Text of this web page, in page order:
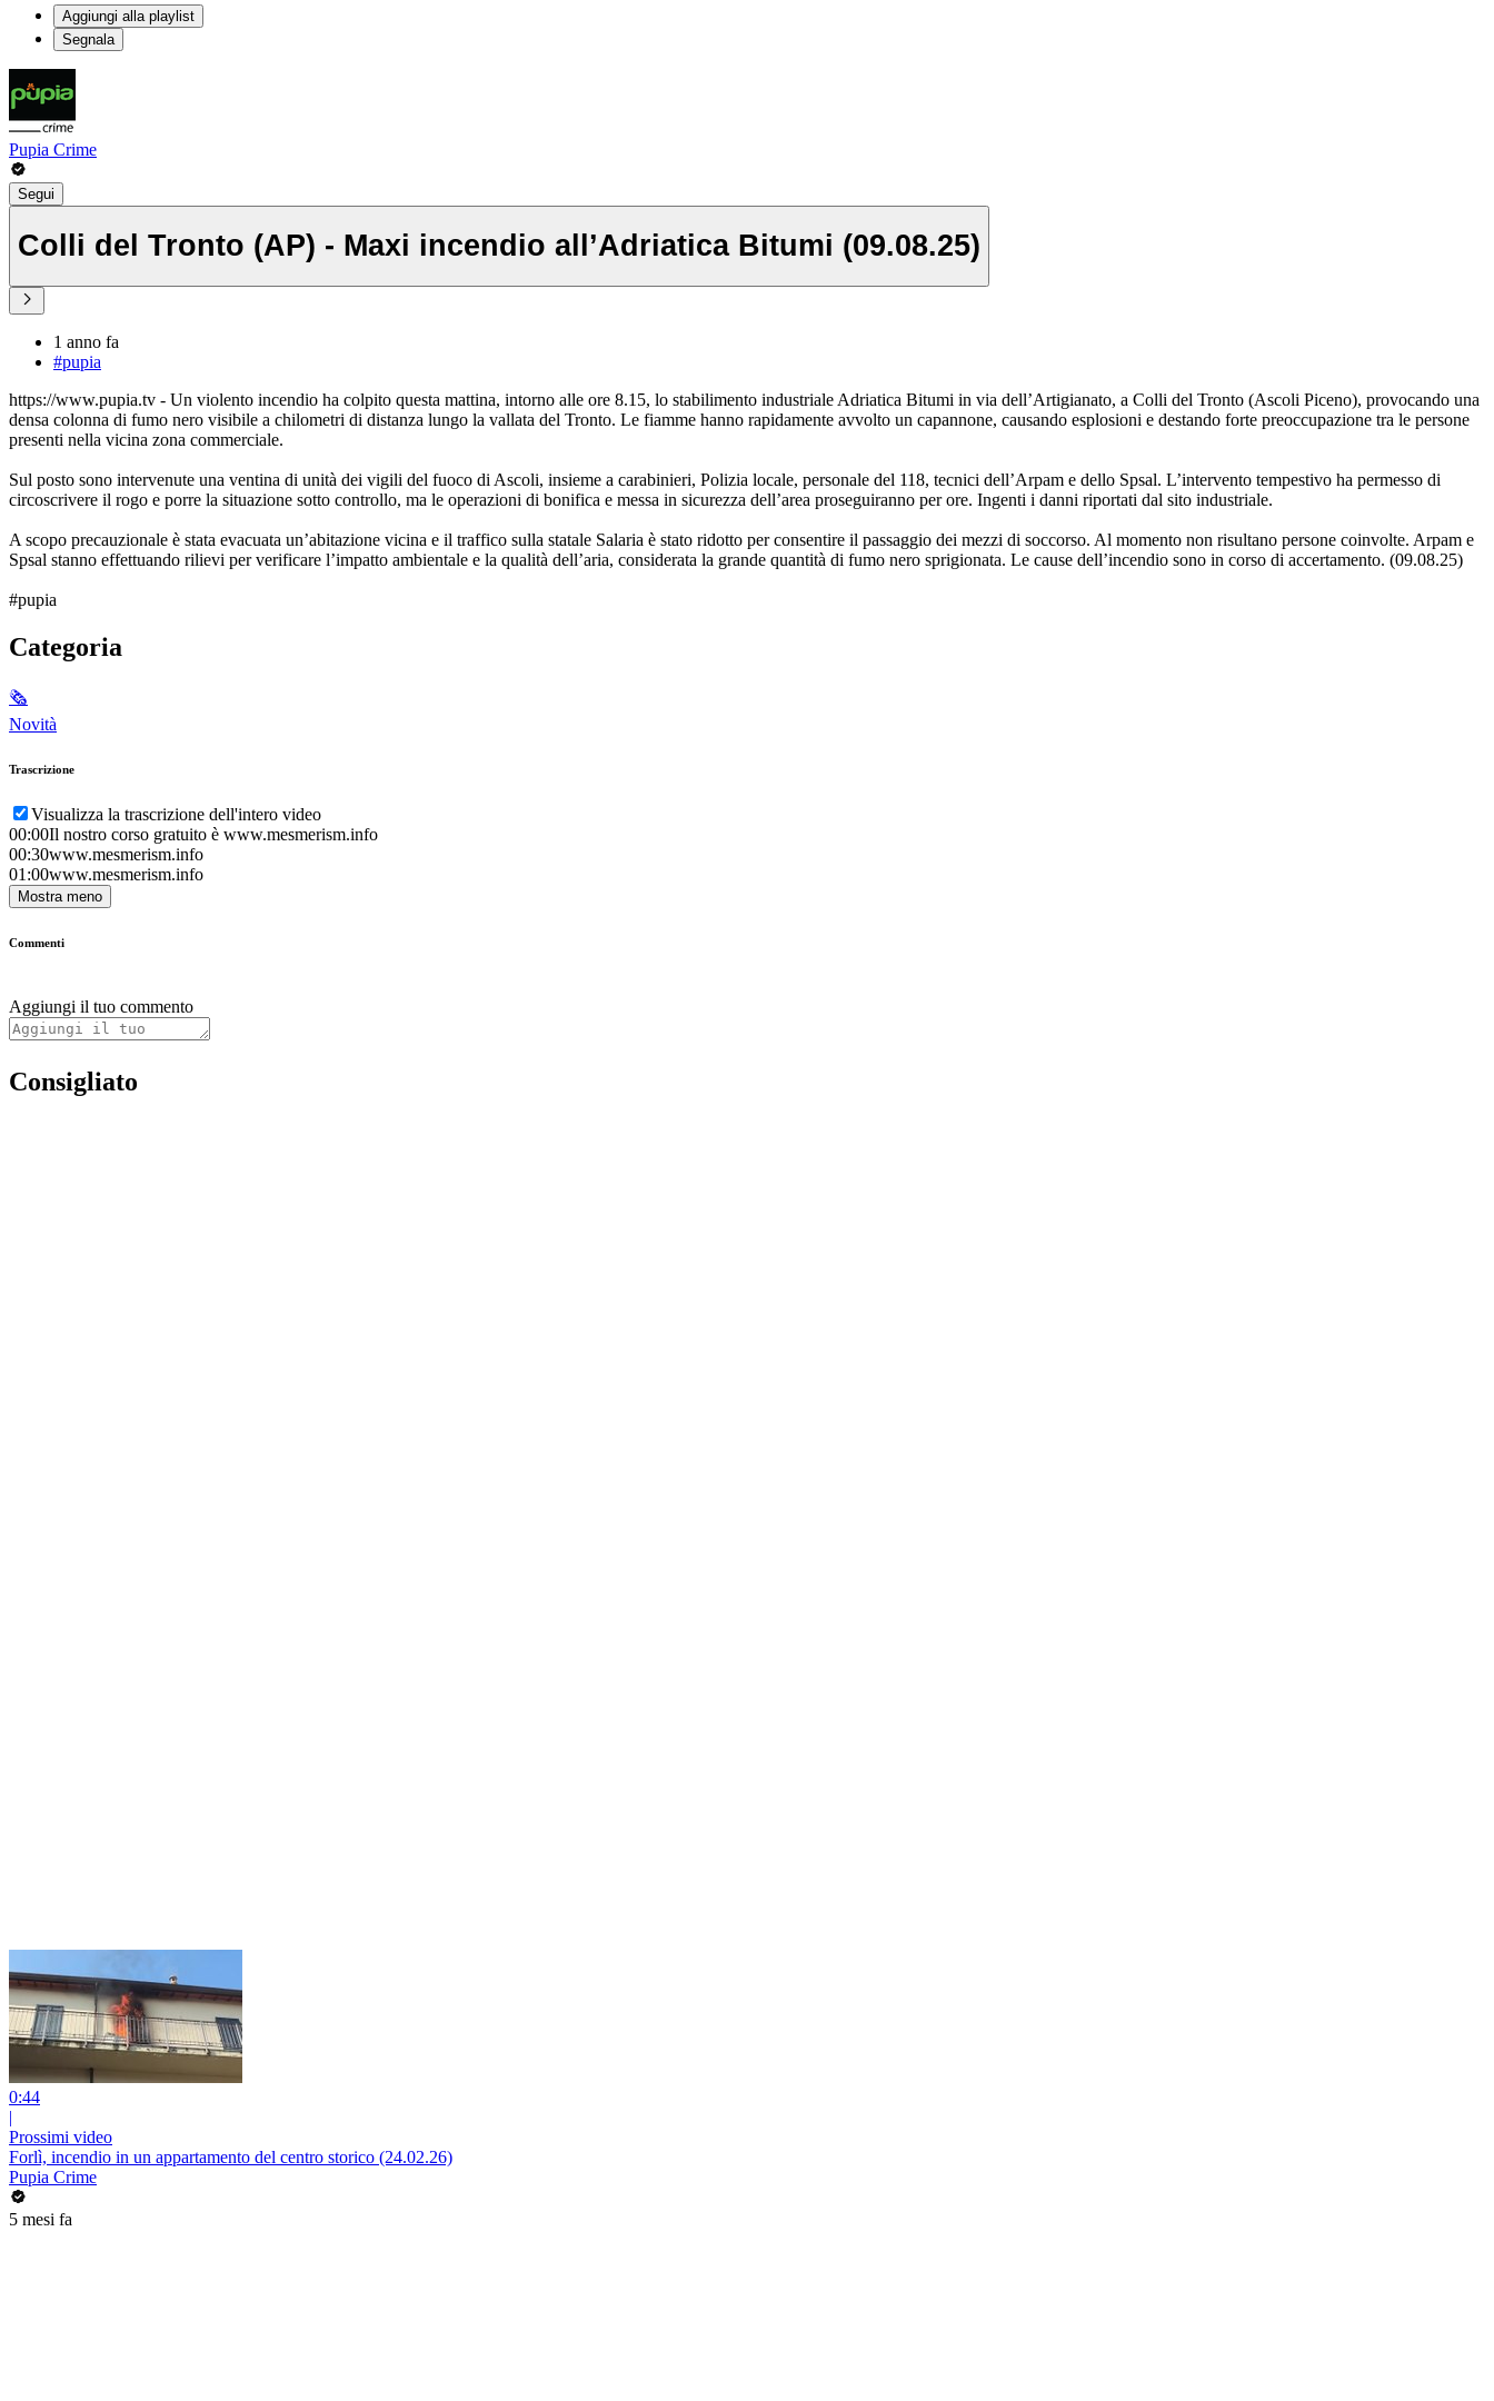
Aggiungi alla playlist
Segnala
Pupia Crime
Segui
Colli del Tronto (AP) - Maxi incendio all’Adriatica Bitumi (09.08.25)
1 anno fa
#pupia
https://www.pupia.tv - Un violento incendio ha colpito questa mattina, intorno alle ore 8.15, lo stabilimento industriale Adriatica Bitumi in via dell’Artigianato, a Colli del Tronto (Ascoli Piceno), provocando una
densa colonna di fumo nero visibile a chilometri di distanza lungo la vallata del Tronto. Le fiamme hanno rapidamente avvolto un capannone, causando esplosioni e destando forte preoccupazione tra le persone
presenti nella vicina zona commerciale.
Sul posto sono intervenute una ventina di unità dei vigili del fuoco di Ascoli, insieme a carabinieri, Polizia locale, personale del 118, tecnici dell’Arpam e dello Spsal. L’intervento tempestivo ha permesso di
circoscrivere il rogo e porre la situazione sotto controllo, ma le operazioni di bonifica e messa in sicurezza dell’area proseguiranno per ore. Ingenti i danni riportati dal sito industriale.
A scopo precauzionale è stata evacuata un’abitazione vicina e il traffico sulla statale Salaria è stato ridotto per consentire il passaggio dei mezzi di soccorso. Al momento non risultano persone coinvolte. Arpam e
Spsal stanno effettuando rilievi per verificare l’impatto ambientale e la qualità dell’aria, considerata la grande quantità di fumo nero sprigionata. Le cause dell’incendio sono in corso di accertamento. (09.08.25)
#pupia
Categoria
🗞
Novità
Trascrizione
Visualizza la trascrizione dell'intero video
00:00Il nostro corso gratuito è www.mesmerism.info
00:30www.mesmerism.info
01:00www.mesmerism.info
Mostra meno
Commenti
Aggiungi il tuo commento
Consigliato
0:44
|
Prossimi video
Forlì, incendio in un appartamento del centro storico (24.02.26)
Pupia Crime
5 mesi fa